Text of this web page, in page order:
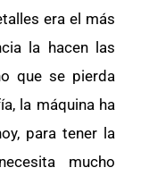
era el más
la hacen las
que se pierda
la máquina ha
para tener la
mucho